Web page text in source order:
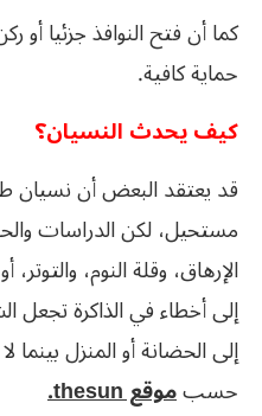
كما أن فتح النوافذ جزئيا أو
حماية كافية.
كيف يحدث النسيان؟
قد يعتقد البعض أن نسيان
مستحيل، لكن الدراسات
الإرهاق، وقلة النوم،
إلى أخطاء في الذاكرة
إلى الحضانة أو المنزل بينما
حسبموقع thesun.